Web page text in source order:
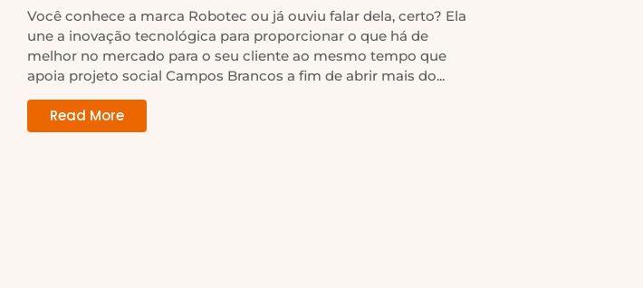
Você conhece a marca Robotec ou já ouviu falar dela, certo? Ela
une a inovação tecnológica para proporcionar o que há de
melhor no mercado para o seu cliente ao mesmo tempo que
apoia projeto social Campos Brancos a fim de abrir mais do...
Read More